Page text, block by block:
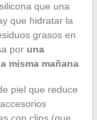
que una
que hidratar la
grasos en
por una
misma mañana.
piel que reduce